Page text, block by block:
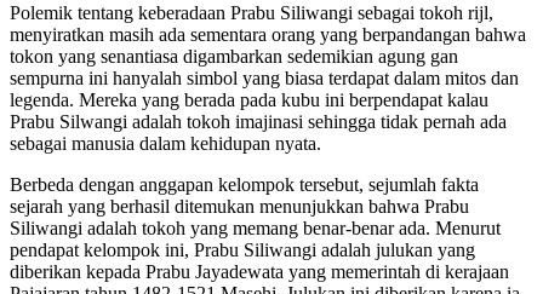
Polemik tentang keberadaan Prabu Siliwangi sebagai tokoh rijl,
menyiratkan masih ada sementara orang yang berpandangan bahwa
tokon yang senantiasa digambarkan sedemikian agung gan
sempurna ini hanyalah simbol yang biasa terdapat dalam mitos dan
legenda. Mereka yang berada pada kubu ini berpendapat kalau
Prabu Silwangi adalah tokoh imajinasi sehingga tidak pernah ada
sebagai manusia dalam kehidupan nyata.
Berbeda dengan anggapan kelompok tersebut, sejumlah fakta
sejarah yang berhasil ditemukan menunjukkan bahwa Prabu
Siliwangi adalah tokoh yang memang benar-benar ada. Menurut
pendapat kelompok ini, Prabu Siliwangi adalah julukan yang
diberikan kepada Prabu Jayadewata yang memerintah di kerajaan